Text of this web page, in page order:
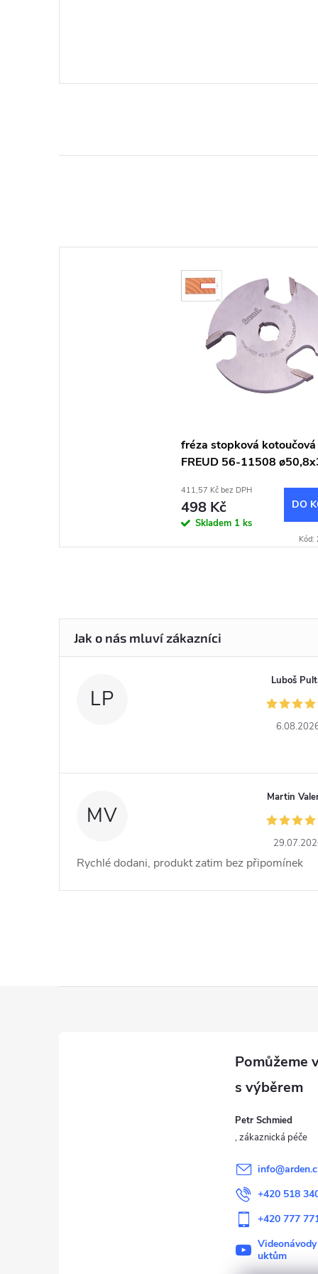
fréza stopková kotoučová
FREUD 56-11508
411,57 Kč bez DPH
498 Kč
Skladem 1 ks
DO
Kód:
LP
Luboš
MV
Martin
Rychlé dodani, produkt zatim bez připomínek
Petr Schmied
info@
+420 518
+420 777
uktům